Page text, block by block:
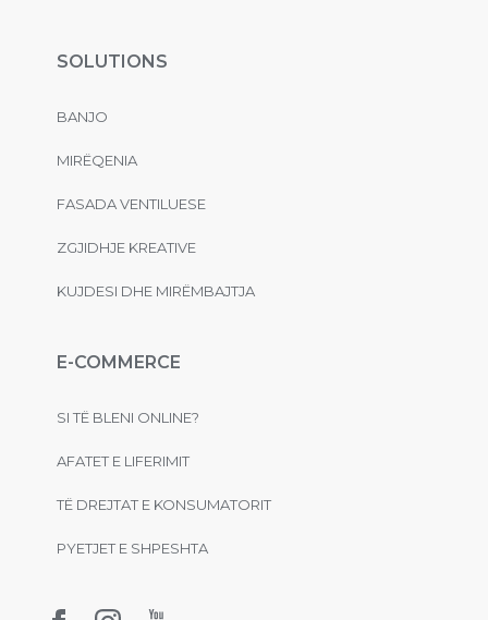
SOLUTIONS
BANJO
MIRËQENIA
FASADA VENTILUESE
ZGJIDHJE KREATIVE
KUJDESI DHE MIRËMBAJTJA
E-COMMERCE
SI TË BLENI ONLINE?
AFATET E LIFERIMIT
TË DREJTAT E KONSUMATORIT
PYETJET E SHPESHTA